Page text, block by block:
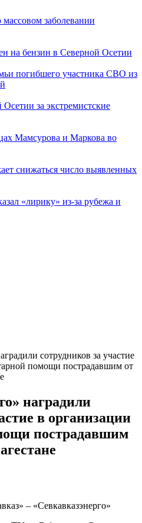
заболевании
на бензин в Северной Осетии
погибшего участника СВО из
за экстремистские
Мамсурова и Маркова во
снижаться число выявленных
«лирику» из-за рубежа и
сотрудников за участие
помощи пострадавшим от
наградили
в организации
пострадавшим
– «Севкавказэнерго»